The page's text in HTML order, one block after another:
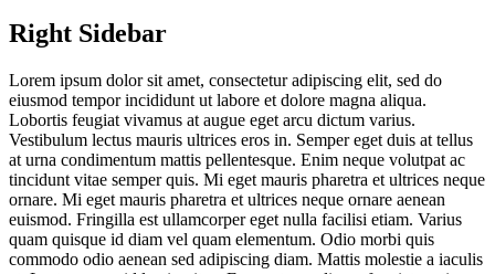
Right Sidebar
Lorem ipsum dolor sit amet, consectetur adipiscing elit, sed do
eiusmod tempor incididunt ut labore et dolore magna aliqua.
Lobortis feugiat vivamus at augue eget arcu dictum varius.
Vestibulum lectus mauris ultrices eros in. Semper eget duis at tellus
at urna condimentum mattis pellentesque. Enim neque volutpat ac
tincidunt vitae semper quis. Mi eget mauris pharetra et ultrices neque
ornare. Mi eget mauris pharetra et ultrices neque ornare aenean
euismod. Fringilla est ullamcorper eget nulla facilisi etiam. Varius
quam quisque id diam vel quam elementum. Odio morbi quis
commodo odio aenean sed adipiscing diam. Mattis molestie a iaculis